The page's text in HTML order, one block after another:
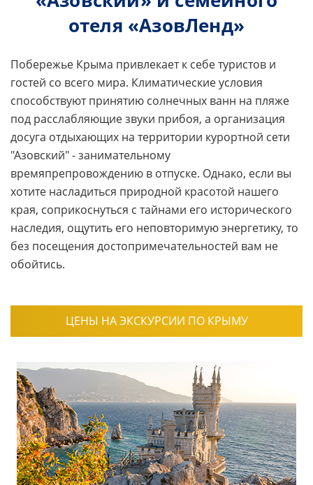
отеля «АзовЛенд»
Побережье Крыма привлекает к себе туристов и
гостей со всего мира. Климатические условия
способствуют принятию солнечных ванн на пляже
под расслабляющие звуки прибоя, а организация
досуга отдыхающих на территории курортной сети
"Азовский" - занимательному
времяпрепровождению в отпуске. Однако, если вы
хотите насладиться природной красотой нашего
края, соприкоснуться с тайнами его исторического
наследия, ощутить его неповторимую энергетику, то
без посещения достопримечательностей вам не
обойтись.
ЦЕНЫ НА ЭКСКУРСИИ ПО КРЫМУ